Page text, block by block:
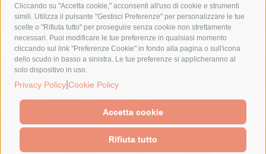
Cliccando su "Accetta cookie," acconsenti all'uso di cookie e strumenti
simili. Utilizza il pulsante "Gestisci Preferenze" per personalizzare le tue
scelte o "Rifiuta tutto" per proseguire senza cookie non strettamente
necessari. Puoi modificare le tue preferenze in qualsiasi momento
cliccando sul link "Preferenze Cookie" in fondo alla pagina o sull'icona
dello scudo in basso a sinistra. Le tue preferenze si applicheranno al
solo dispositivo in uso.
Privacy Policy Cookie Policy
Accetta cookie
Rifiuta tutto
sindaco cuomo
sorrento studenti temporali
treni
turismo
Vico Equense villa fiorentino vincenzo de luca
© 2015 SorrentoPress. All rights reserved.
Il giornale online della Penisola Sorrentina
Cookie Policy